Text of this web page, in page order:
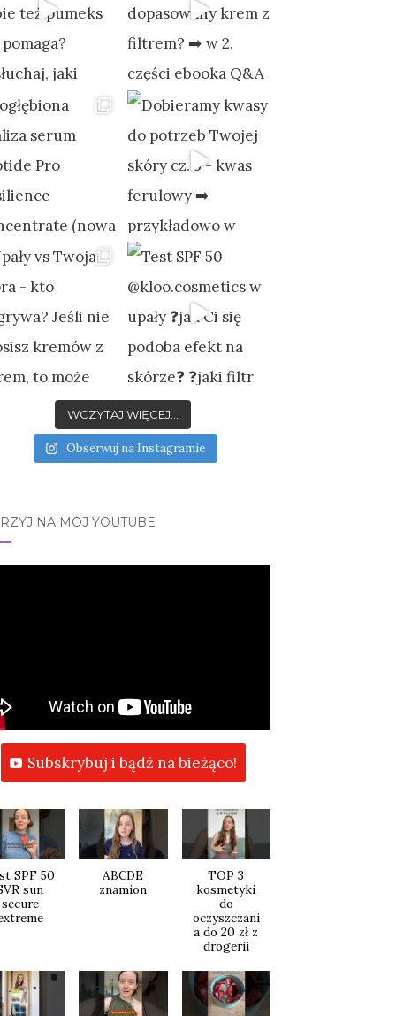
WCZYTAJ WIĘCEJ...
Obserwuj na Instagramie
NA MÓJ YOUTUBE
Subskrybuj i bądź na bieżąco!
SPF 50
sun
secure
ABCDE
znamion
TOP 3
kosmetyki
do
oczyszczani
a do 20 zł z
drogerii